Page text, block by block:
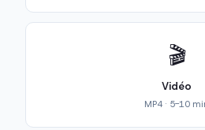
🎬
Vidéo
MP4 · 5-10